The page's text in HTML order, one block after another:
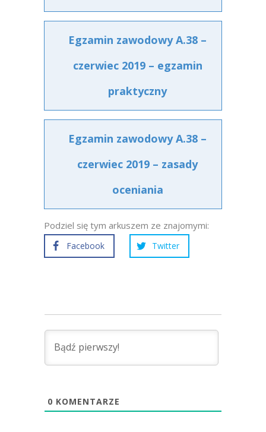
Egzamin zawodowy A.38 –
czerwiec 2019 – egzamin
praktyczny
Egzamin zawodowy A.38 –
czerwiec 2019 – zasady
oceniania
Podziel się tym arkuszem ze znajomymi:
Facebook Twitter
0 KOMENTARZE